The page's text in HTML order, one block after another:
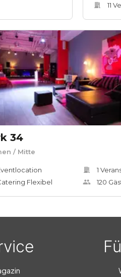
11
34
/ Mitte
Flexibel
1
120